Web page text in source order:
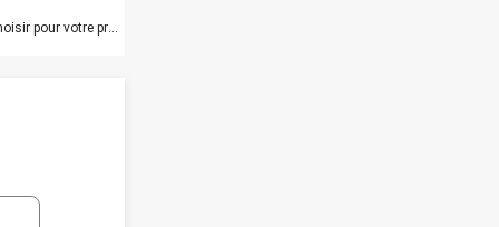
Hôtel ou logement meublé: Comment choisir pour votre prochain séjour ?